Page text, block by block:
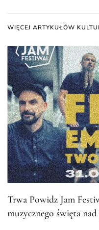
WIĘCEJ ARTYKUŁÓW
Trwa Powidz Jam
muzycznego święta